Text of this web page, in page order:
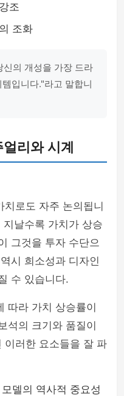
조
조화
의 개성을 가장 드라
입니다."라고 말합니
리와 시계
로도 자주 논의됩니
날수록 가치가 상승
그것을 투자 수단으
시 희소성과 디자인
수 있습니다.
따라 가치 상승률이
석의 크기와 품질이
이러한 요소들을 잘 파
델의 역사적 중요성